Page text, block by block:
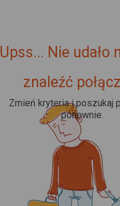
Upss... Nie udało
znaleźć
Zmień kryteria i poszukaj
ponownie.